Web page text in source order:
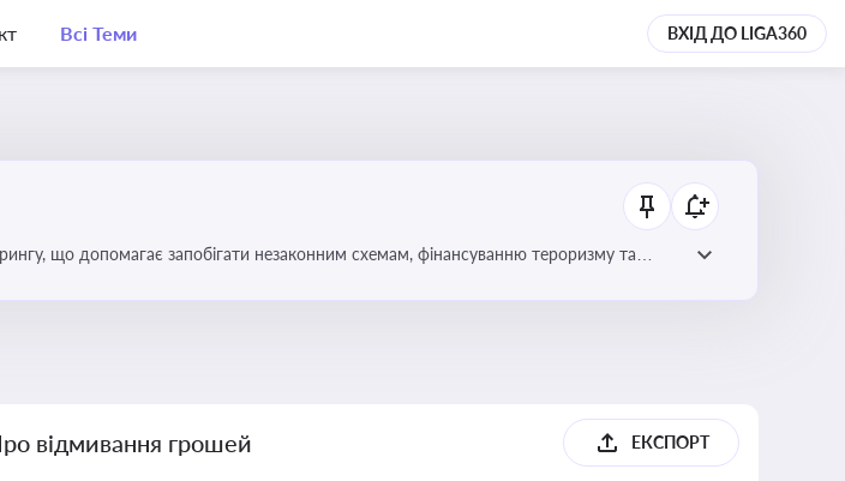
Всі Теми ВХІД ДО LIGA360
що допомагає запобігати незаконним схемам, фінансуванню тероризму та
відмивання грошей ЕКСПОРТ